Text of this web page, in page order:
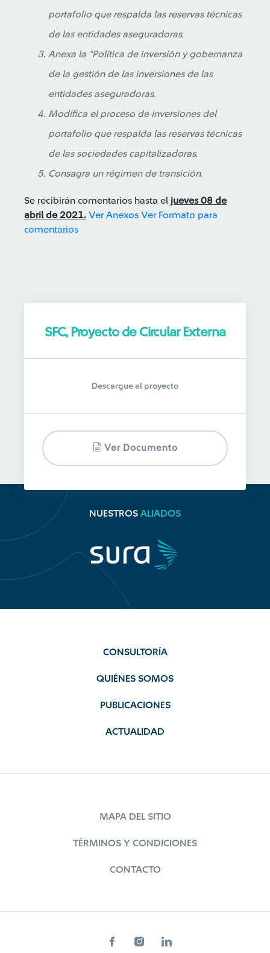
portafolio que respalda las reservas técnicas
de las entidades aseguradoras.
Anexa la “Política de inversión y gobernanza
de la gestión de las inversiones de las
entidades aseguradoras.
Modifica el proceso de inversiones del
portafolio que respalda las reservas técnicas
de las sociedades capitalizadoras.
Consagra un régimen de transición.
Se recibirán comentarios hasta el jueves 08 de
abril de 2021. Ver Anexos Ver Formato para
comentarios
SFC, Proyecto de Circular Externa
Descargue el proyecto
Ver Documento
NUESTROS ALIADOS
CONSULTORÍA
QUIÉNES SOMOS
PUBLICACIONES
ACTUALIDAD
MAPA DEL SITIO
TÉRMINOS Y CONDICIONES
CONTACTO